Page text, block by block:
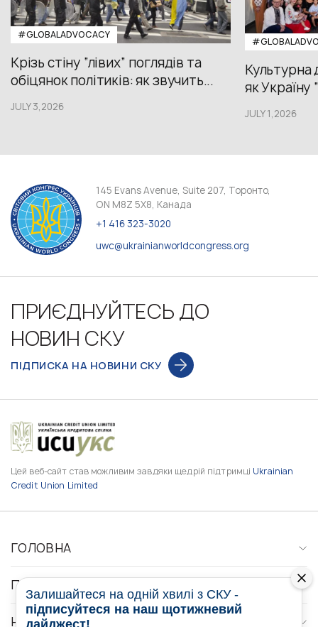
#GLOBALADVOCACY
Крізь стіну “лівих” поглядів та
обіцянок політиків: як звучить...
JULY 3,2026
Культурна
як
JULY 1,2026
145 Evans Avenue, Suite 207, Торонто,
ON M8Z 5X8, Канада
+1 416 323-3020
uwc@ukrainianworldcongress.org
ПРИЄДНУЙТЕСЬ ДО
НОВИН СКУ
ПІДПИСКА НА НОВИНИ СКУ
Цей веб-сайт став можливим завдяки щедрій підтримці Ukrainian
Credit Union Limited
ГОЛОВНА
ПРО НАС
НОВИНИ
Залишайтеся на одній хвилі з СКУ -
підписуйтеся на наш щотижневий
дайджест!